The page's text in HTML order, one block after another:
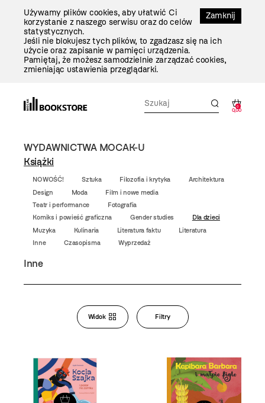
Zamknij
Używamy plików cookies, aby ułatwić Ci
korzystanie z naszego serwisu oraz do celów
statystycznych.
Jeśli nie blokujesz tych plików, to zgadzasz się na ich
użycie oraz zapisanie w pamięci urządzenia.
Pamiętaj, że możesz samodzielnie zarządzać cookies,
zmieniając ustawienia przeglądarki.
0
0,00
WYDAWNICTWA MOCAK-U
Książki
NOWOŚĆ! Sztuka Filozofia i krytyka
Architektura
Design
Moda
Film i nowe media
Teatr i performance
Fotografia
Komiks i powieść graficzna
Gender studies
Dla dzieci
Muzyka
Kulinaria Literatura faktu
Literatura
Inne
Czasopisma Wyprzedaż
Inne
Bookstore
Zmiana
i filtrowanie
produktów
Widok Filtry